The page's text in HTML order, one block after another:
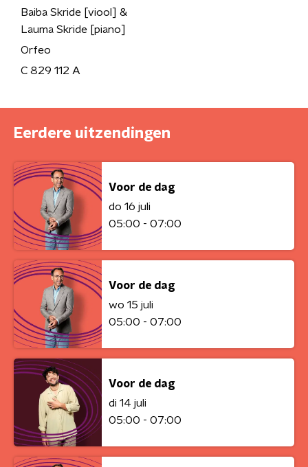
Baiba Skride [viool] &
Lauma Skride [piano]
Orfeo
C 829 112 A
Eerdere uitzendingen
Voor de dag
do 16 juli
05:00 - 07:00
Voor de dag
wo 15 juli
05:00 - 07:00
Voor de dag
di 14 juli
05:00 - 07:00